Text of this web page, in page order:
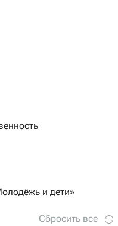
и дети»
Сбросить все